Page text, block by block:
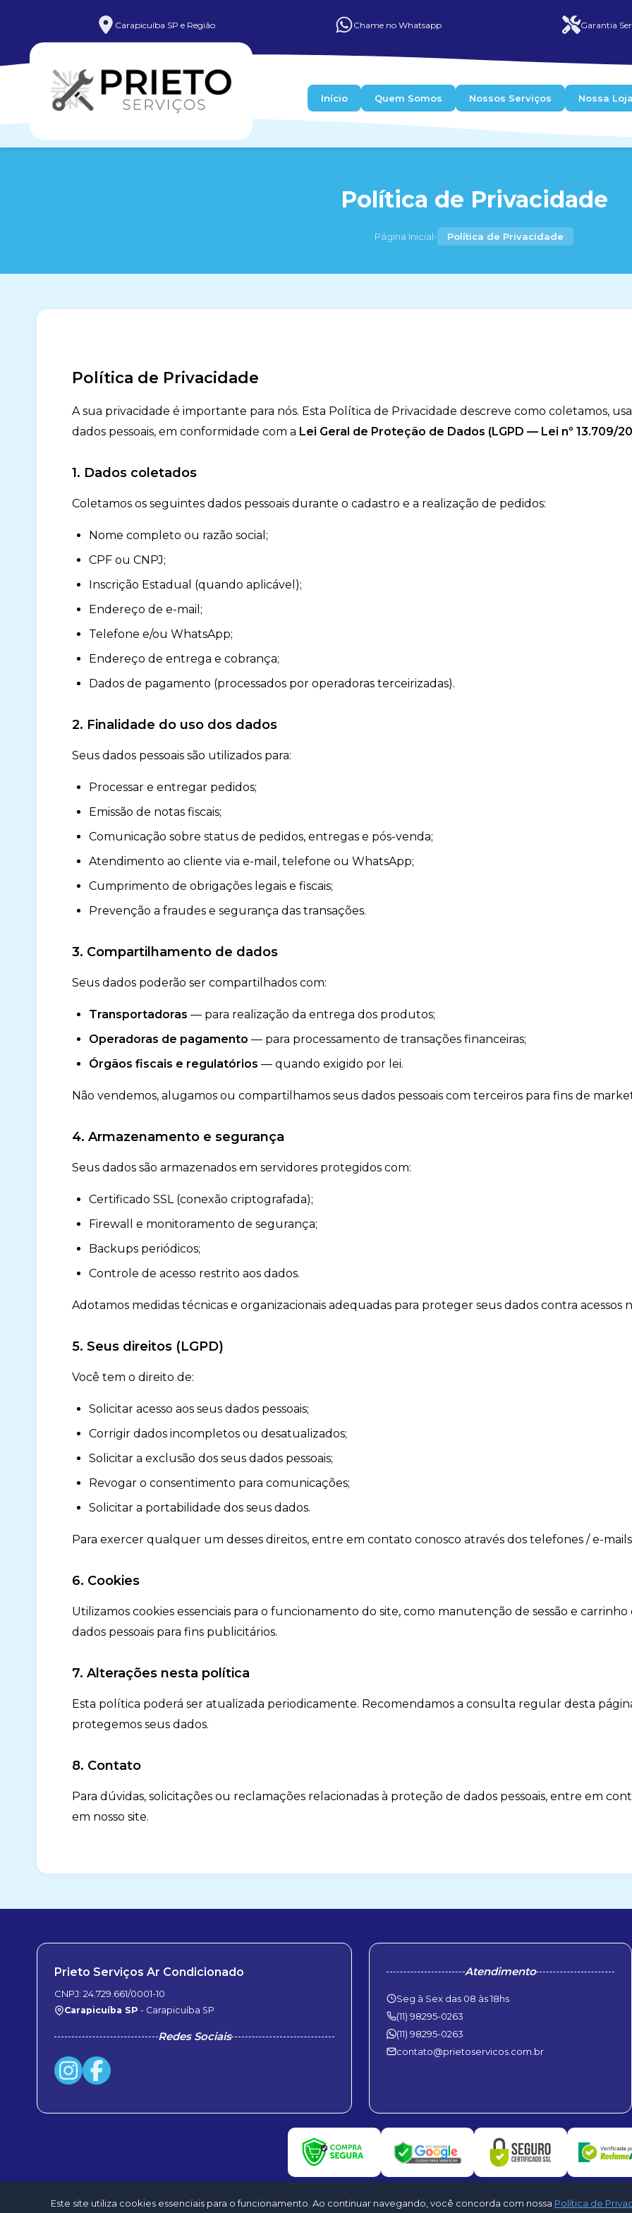
Carapicuíba SP e Região Chame no Whatsapp Garantia
Início Quem Somos Nossos Serviços Nossa
Política de Privacidade
Página Inicial› Política de Privacidade
Política de Privacidade
A sua privacidade é importante para nós. Esta Política de Privacidade descreve como coletamos,
dados pessoais, em conformidade com a Lei Geral de Proteção de Dados (LGPD — Lei nº 13.709/
1. Dados coletados
Coletamos os seguintes dados pessoais durante o cadastro e a realização de pedidos:
Nome completo ou razão social;
CPF ou CNPJ;
Inscrição Estadual (quando aplicável);
Endereço de e-mail;
Telefone e/ou WhatsApp;
Endereço de entrega e cobrança;
Dados de pagamento (processados por operadoras terceirizadas).
2. Finalidade do uso dos dados
Seus dados pessoais são utilizados para:
Processar e entregar pedidos;
Emissão de notas fiscais;
Comunicação sobre status de pedidos, entregas e pós-venda;
Atendimento ao cliente via e-mail, telefone ou WhatsApp;
Cumprimento de obrigações legais e fiscais;
Prevenção a fraudes e segurança das transações.
3. Compartilhamento de dados
Seus dados poderão ser compartilhados com:
Transportadoras — para realização da entrega dos produtos;
Operadoras de pagamento — para processamento de transações financeiras;
Órgãos fiscais e regulatórios — quando exigido por lei.
Não vendemos, alugamos ou compartilhamos seus dados pessoais com terceiros para fins de
4. Armazenamento e segurança
Seus dados são armazenados em servidores protegidos com:
Certificado SSL (conexão criptografada);
Firewall e monitoramento de segurança;
Backups periódicos;
Controle de acesso restrito aos dados.
Adotamos medidas técnicas e organizacionais adequadas para proteger seus dados contra
5. Seus direitos (LGPD)
Você tem o direito de:
Solicitar acesso aos seus dados pessoais;
Corrigir dados incompletos ou desatualizados;
Solicitar a exclusão dos seus dados pessoais;
Revogar o consentimento para comunicações;
Solicitar a portabilidade dos seus dados.
Para exercer qualquer um desses direitos, entre em contato conosco através dos telefones / e-mails
6. Cookies
Utilizamos cookies essenciais para o funcionamento do site, como manutenção de sessão e carrinho
dados pessoais para fins publicitários.
7. Alterações nesta política
Esta política poderá ser atualizada periodicamente. Recomendamos a consulta regular desta
protegemos seus dados.
8. Contato
Para dúvidas, solicitações ou reclamações relacionadas à proteção de dados pessoais, entre em
em nosso site.
Prieto Serviços Ar Condicionado
CNPJ: 24.729.661/0001-10
Carapicuíba SP - Carapicuíba SP
Redes Sociais
Atendimento
Seg à Sex das 08 às 18hs
(11) 98295-0263
(11) 98295-0263
contato@prietoservicos.com.br
©2026 - Prieto Serviços Ar Condicionado. Todos os direitos reservados - Desenvolvido por
Este site utiliza cookies essenciais para o funcionamento. Ao continuar navegando, você concorda com nossa Política de